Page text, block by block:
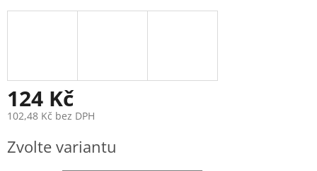
124 Kč
102,48 Kč bez DPH
cena:
Zvolte variantu